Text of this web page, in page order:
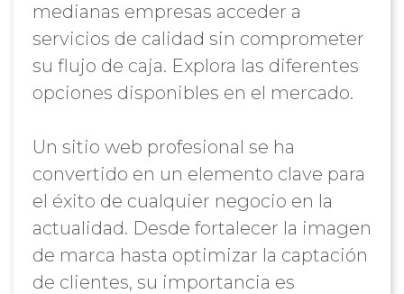
medianas empresas acceder a
servicios de calidad sin comprometer
su flujo de caja. Explora las diferentes
opciones disponibles en el mercado.
Un sitio web profesional se ha
convertido en un elemento clave para
el éxito de cualquier negocio en la
actualidad. Desde fortalecer la imagen
de marca hasta optimizar la captación
de clientes, su importancia es